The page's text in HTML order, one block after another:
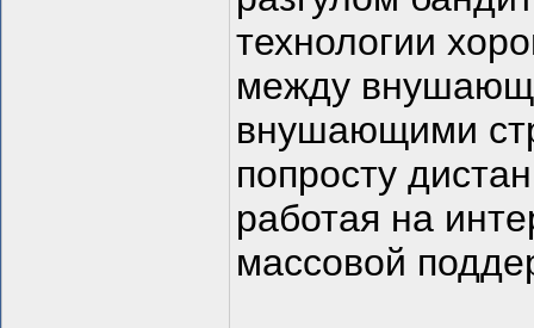
технологии
между
внушающими
попросту
работая на
массовой